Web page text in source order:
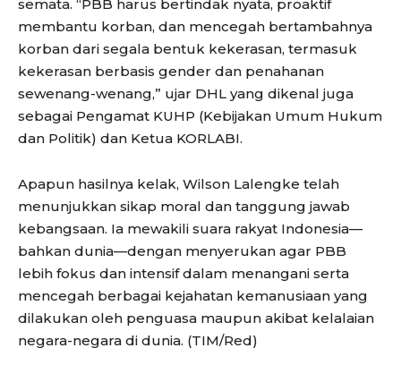
semata. “PBB harus bertindak nyata, proaktif
membantu korban, dan mencegah bertambahnya
korban dari segala bentuk kekerasan, termasuk
kekerasan berbasis gender dan penahanan
sewenang-wenang,” ujar DHL yang dikenal juga
sebagai Pengamat KUHP (Kebijakan Umum Hukum
dan Politik) dan Ketua KORLABI.
Apapun hasilnya kelak, Wilson Lalengke telah
menunjukkan sikap moral dan tanggung jawab
kebangsaan. Ia mewakili suara rakyat Indonesia—
bahkan dunia—dengan menyerukan agar PBB
lebih fokus dan intensif dalam menangani serta
mencegah berbagai kejahatan kemanusiaan yang
dilakukan oleh penguasa maupun akibat kelalaian
negara-negara di dunia. (TIM/Red)